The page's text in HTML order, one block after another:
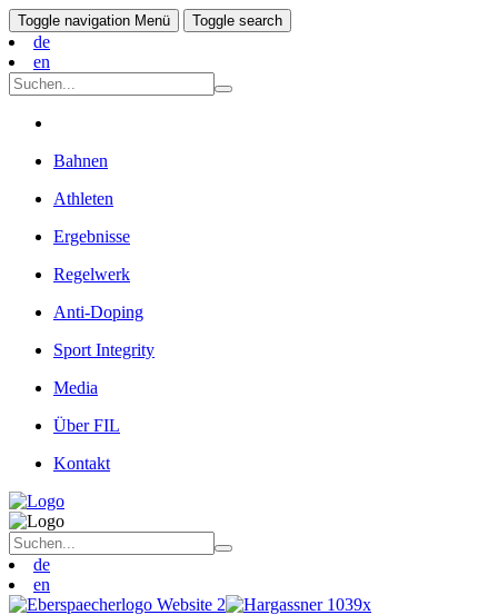
Toggle navigation Menü Toggle search
de
en
Bahnen
Athleten
Ergebnisse
Regelwerk
Anti-Doping
Sport Integrity
Media
Über FIL
Kontakt
de
en